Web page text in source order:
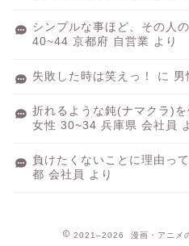
シンプルな事ほど、その人
40~44 京都府 自営業 より
失敗した時は笑えっ！ に 男
折れるような鈍(ナマクラ)
女性 30~34 兵庫県 会社員
負けたくないことに理由っ
都 会社員
より
2021–2026 漫画・アニメ